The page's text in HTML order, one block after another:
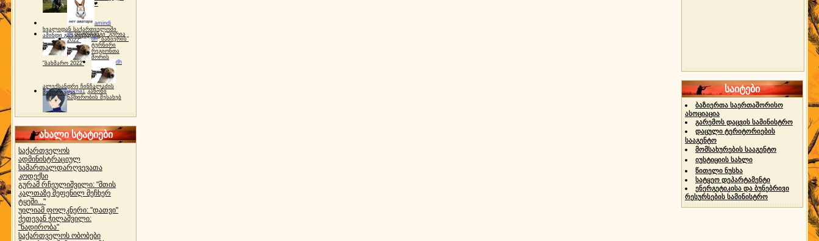
ტურნირი ❤
amindi
ხვალიდან საქართველოში
ამინდი გაუარესდება
dh სპორტინგი "გურია
2022"
dh "ბაზიერის"
ტურნირი
რეგიონთა
შორის
"ბახმარო 2022"
dh
ალექსანდრე ჩინჩალაძის
მემორიალიgocha1 კანონი
ნადირობის შესახებ
ახალი სტატიები
საქართველოს
ადმინისტრაციულ
სამართალდარღვევათა
კოდექსი
გურამ რჩეულიშვილი: "მთის
კალთაზე შეფენილ მეჩხერ
ტყეში..."
უილიამ ფოლკნერი: "დათვი"
ქეთევან ჭილაშვილი:
"ნადირობა"
საქართველოს ობობები
საიტები
ბაზიერთა საერთაშორისო
ასოციაცია
გარემოს დაცვის სამინისტრო
დაცული ტერიტორიების
სააგენტო
მომსახურების სააგენტო
იუსტიციის სახლი
წითელი ნუსხა
სატყეო დეპარტამენტი
ენერგეტიკისა და ბუნებრივი
რესურსების სამინისტრო